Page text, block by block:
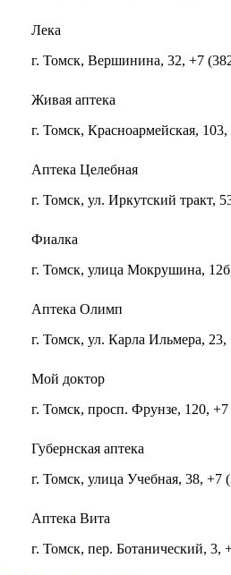
Лека
г. Томск, Вершинина, 32, +7
Живая аптека
г. Томск, Красноармейская,
Аптека Целебная
г. Томск, ул. Иркутский тракт,
Фиалка
г. Томск, улица Мокрушина,
Аптека Олимп
г. Томск, ул. Карла Ильмера,
Мой доктор
г. Томск, просп. Фрунзе, 120,
Губернская аптека
г. Томск, улица Учебная, 38, +7
Аптека Вита
г. Томск, пер. Ботанический, 3,